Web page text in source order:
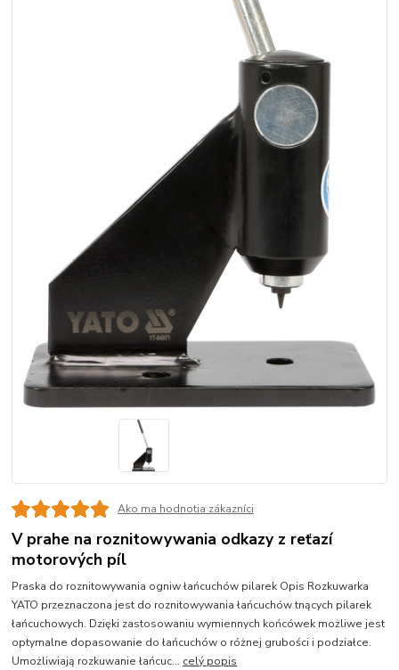
Ako ma hodnotia zákazníci
V prahe na roznitowywania odkazy z reťazí
motorových píl
Praska do roznitowywania ogniw łańcuchów pilarek Opis Rozkuwarka
YATO przeznaczona jest do roznitowywania łańcuchów tnących pilarek
łańcuchowych. Dzięki zastosowaniu wymiennych końcówek możliwe jest
optymalne dopasowanie do łańcuchów o różnej grubości i podziałce.
Umożliwiają rozkuwanie łańcuc... celý popis